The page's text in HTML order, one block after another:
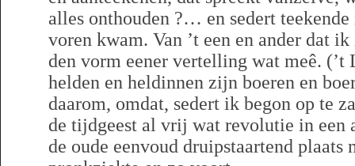
alles onthouden ?… en sedert
voren kwam. Van ’t een en ander dat
den vorm eener vertelling wat meê.
helden en heldinnen zijn boeren en
daarom, omdat, sedert ik begon op te
de tijdgeest al vrij wat revolutie in een
de oude eenvoud druipstaartend